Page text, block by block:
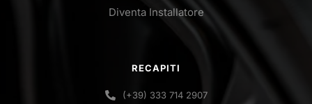
Diventa Installatore
RECAPITI
(+39) 333 714 2907